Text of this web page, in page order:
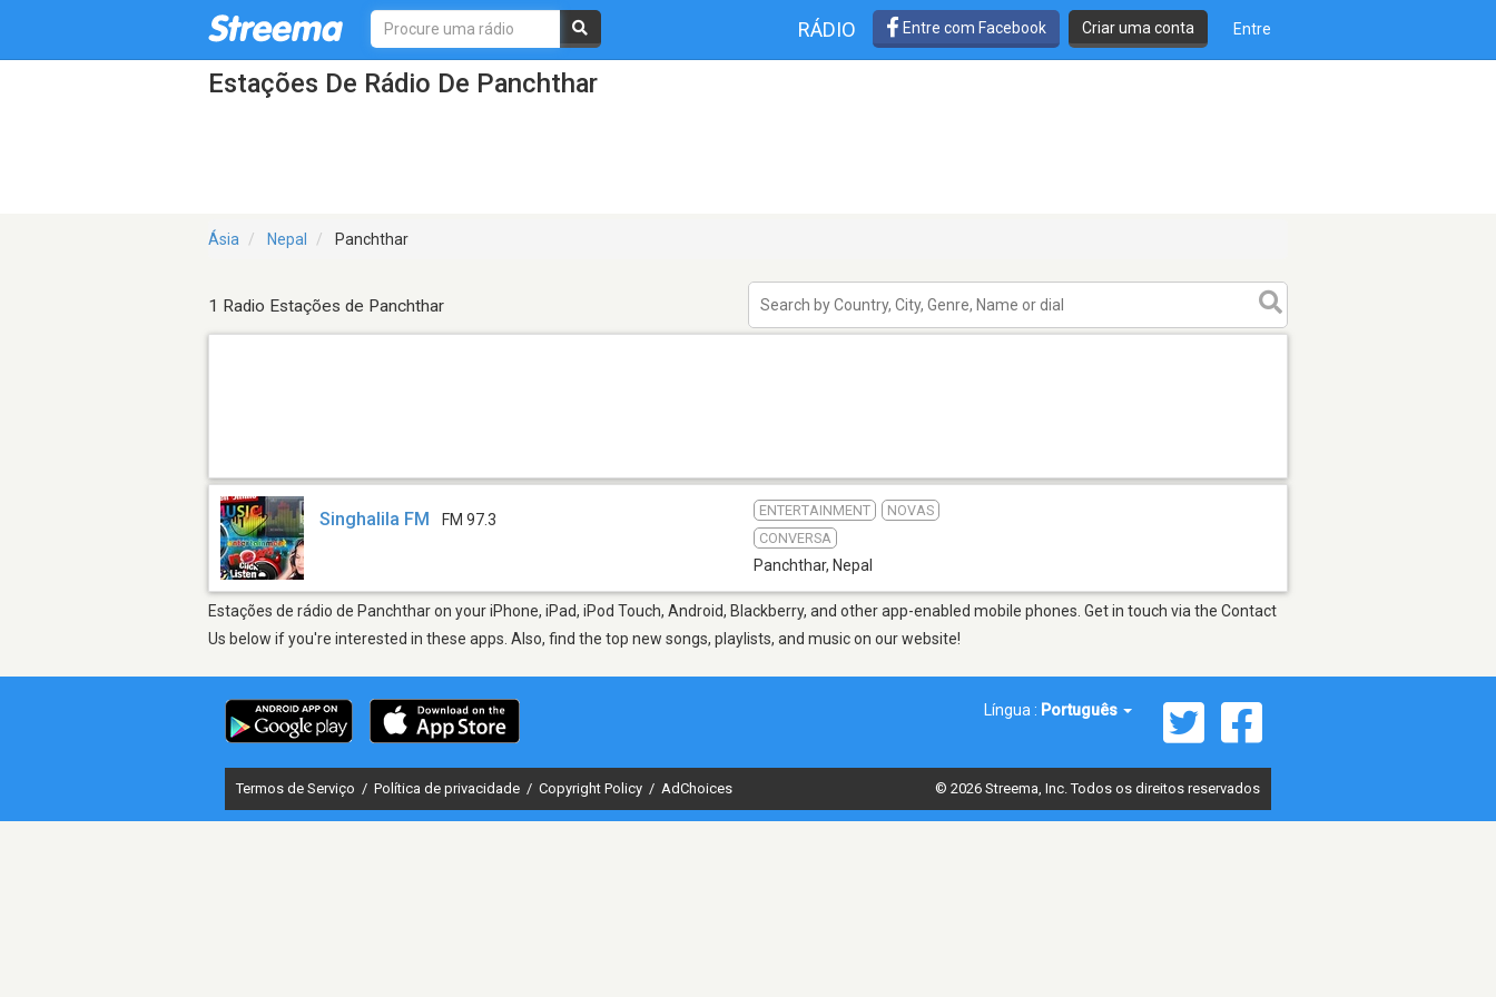
RÁDIO Entre com Facebook Criar uma conta Entre
Estações De Rádio De Panchthar
Ásia Nepal Panchthar
1 Radio Estações de Panchthar
Singhalila FM FM 97.3
ENTERTAINMENT
NOVAS
CONVERSA
Panchthar, Nepal
Estações de rádio de Panchthar on your iPhone, iPad, iPod Touch, Android, Blackberry, and other app-enabled mobile phones. Get in touch via the Contact
Us below if you're interested in these apps. Also, find the top new songs, playlists, and music on our website!
Língua : Português
Termos de Serviço / Política de privacidade / Copyright Policy / AdChoices © 2026 Streema, Inc. Todos os direitos reservados